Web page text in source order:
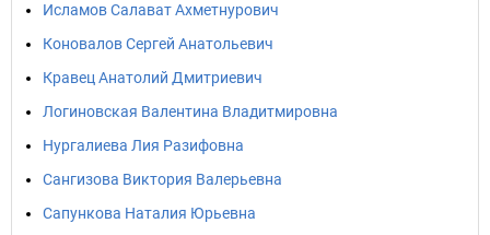
Исламов Салават Ахметнурович
Коновалов Сергей Анатольевич
Кравец Анатолий Дмитриевич
Логиновская Валентина Владитмировна
Нургалиева Лия Разифовна
Сангизова Виктория Валерьевна
Сапункова Наталия Юрьевна